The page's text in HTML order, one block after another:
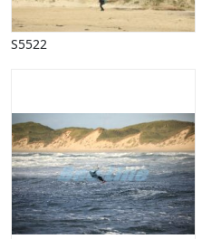
Skibe, både, søfart
Sommer
Spil
Stjernetegn, astrologi
Sundhed, sygdom
Trafik, færdsel
Uddannelse
Udsalg og andre begreber
Underholdning, kultur
S5522